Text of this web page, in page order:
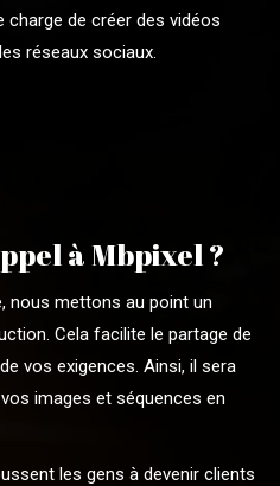
charge de créer des vidéos
réseaux sociaux.
à Mbpixel ?
nous mettons au point un
Cela facilite le partage de
vos exigences. Ainsi, il sera
images et séquences en
les gens à devenir clients